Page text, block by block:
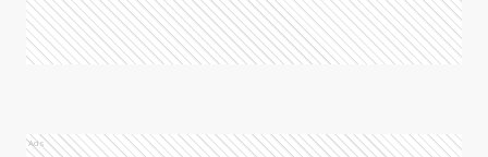
Ads